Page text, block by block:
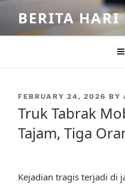
content
BERITA
POSTED
FEBRUARY 24, 2026 BY
Truk Tabrak
Tajam, Tiga
Kejadian tragis terjadi di